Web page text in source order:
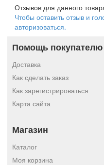
Отзывов для данного
Чтобы оcтавить отзыв и
авторизоваться.
Помощь покупателю
Доставка
Как сделать заказ
Как зарегистрироваться
Карта сайта
Магазин
Каталог
Моя корзина